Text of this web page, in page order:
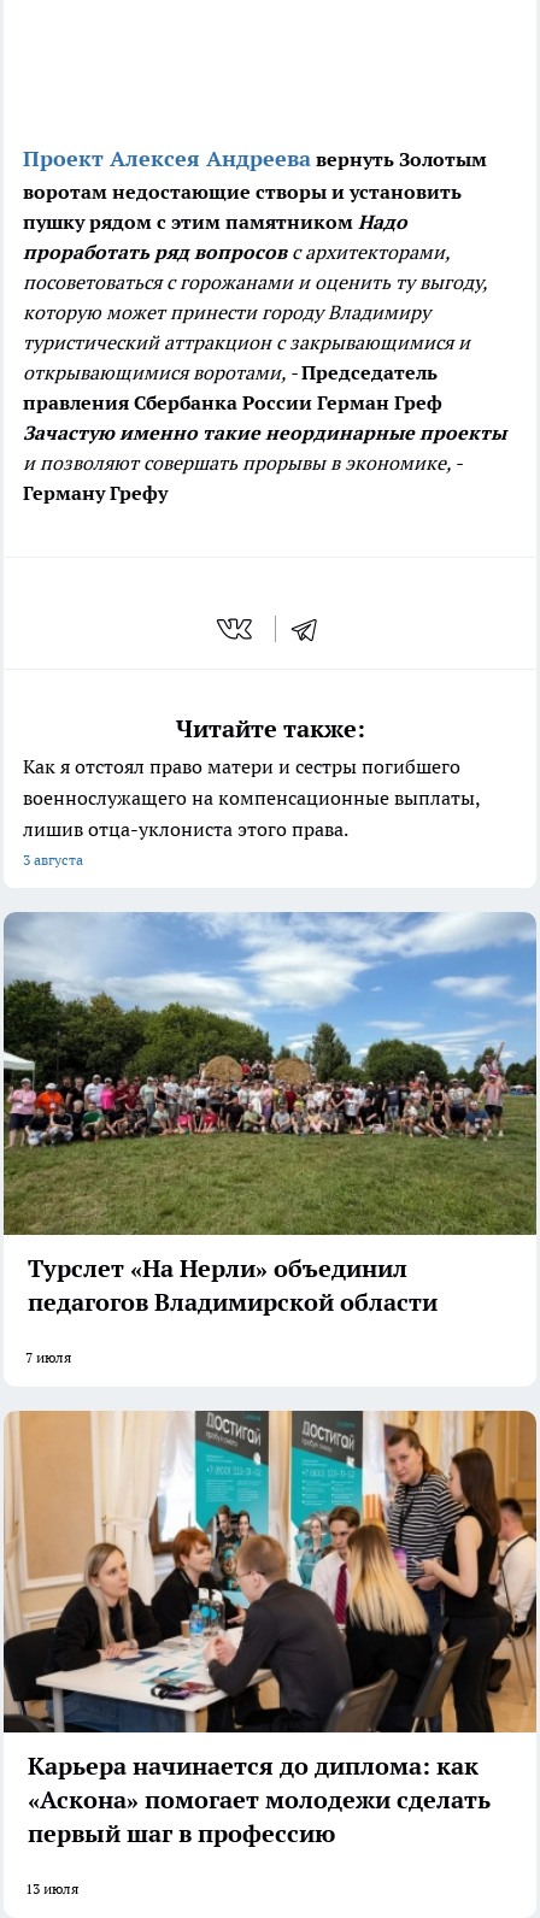
Проект Алексея Андреева вернуть Золотым
воротам недостающие створы и установить
пушку рядом с этим памятником Надо
проработать ряд вопросовс архитекторами,
посоветоваться с горожанами и оценить ту выгоду,
которую может принести городу Владимиру
туристический аттракцион с закрывающимися и
открывающимися воротами, -Председатель
правления Сбербанка России Герман Греф
Зачастую именно такие неординарные проекты
и позволяют совершать прорывы в экономике, -
Герману Грефу
Читайте также:
Как я отстоял право матери и сестры погибшего
военнослужащего на компенсационные выплаты,
лишив отца-уклониста этого права.
3 августа
Турслет «На Нерли» объединил
педагогов Владимирской области
7 июля
Карьера начинается до диплома: как
«Аскона» помогает молодежи сделать
первый шаг в профессию
13 июля